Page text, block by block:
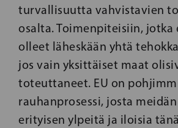
turvallisuutta vahvistavien
osalta. Toimenpiteisiin, jotka
olleet läheskään yhtä
jos vain yksittäiset maat
toteuttaneet. EU on
rauhanprosessi, josta
erityisen ylpeitä ja iloisia